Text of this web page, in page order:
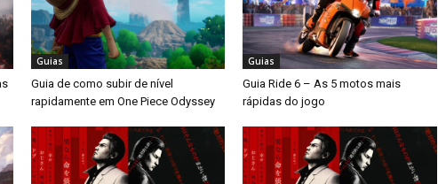
Guias
Guia de como subir de nível
rapidamente em One Piece Odyssey
Guias
Guia Ride 6 – As 5 motos mais
rápidas do jogo